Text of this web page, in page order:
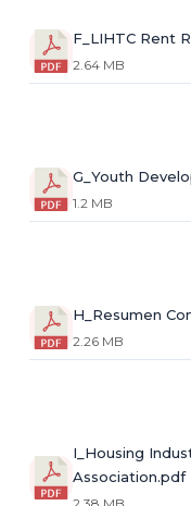
F_LIHTC Rent
2.64 MB
G_Youth
1.2 MB
H_Resumen
2.26 MB
I_Housing
Association.pdf